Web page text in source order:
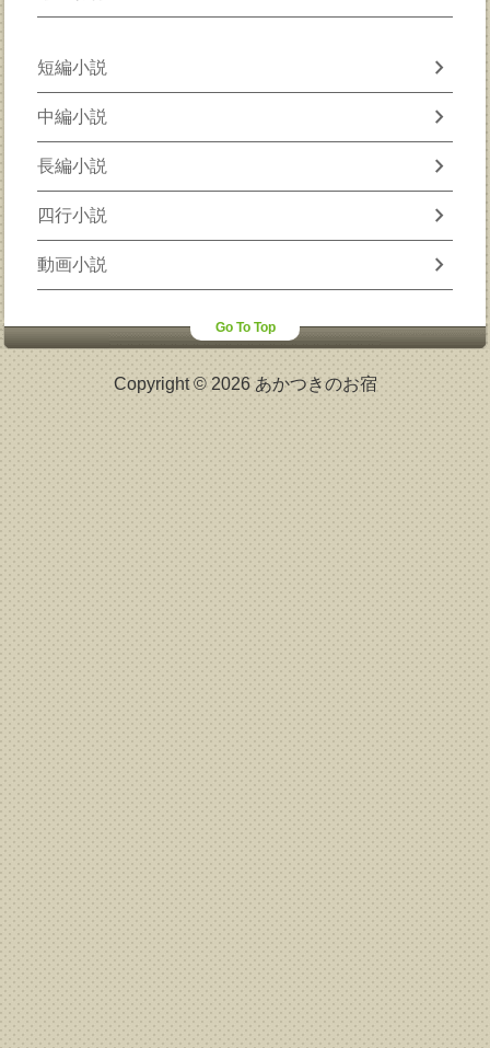
短編小説 chevron_right
中編小説 chevron_right
長編小説 chevron_right
四行小説 chevron_right
動画小説 chevron_right
Go To Top
Copyright © 2026 あかつきのお宿